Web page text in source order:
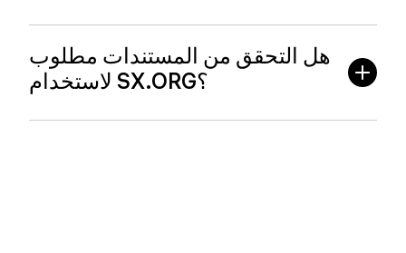
هل التحقق من المستندات مطلوب
لاستخدام SX.ORG؟